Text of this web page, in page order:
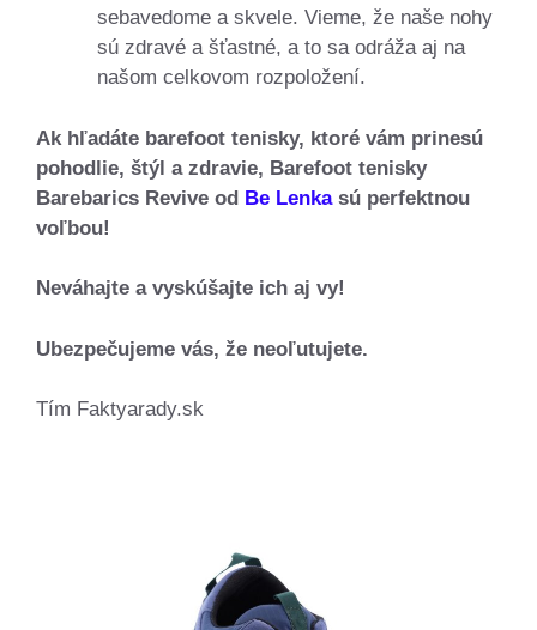
sebavedome a skvele. Vieme, že naše nohy
sú zdravé a šťastné, a to sa odráža aj na
našom celkovom rozpoložení.
Ak hľadáte barefoot tenisky, ktoré vám prinesú
pohodlie, štýl a zdravie, Barefoot tenisky
Barebarics Revive od Be Lenkasú perfektnou
voľbou!
Neváhajte a vyskúšajte ich aj vy!
Ubezpečujeme vás, že neoľutujete.
Tím Faktyarady.sk